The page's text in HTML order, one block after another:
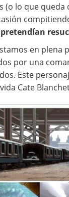
(o lo que
en plena
por una
Este
Cate